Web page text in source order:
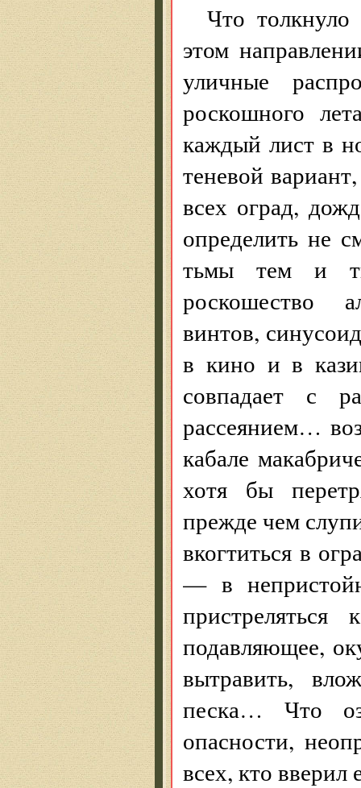
Что
этом
уличные
роскошного
каждый лист в
теневой
всех оград,
определить не
тьмы тем и
роскошество
винтов,
в кино и в
совпадает с
рассеянием…
кабале
хотя бы
прежде чем
вкогтиться в
— в
подавляющее,
вытравить,
песка… Что
опасности,
всех, кто